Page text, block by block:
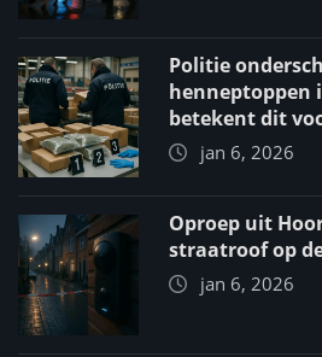
Politie
henneptoppen
betekent dit
jan 6, 2026
Oproep uit
straatroof op
jan 6, 2026